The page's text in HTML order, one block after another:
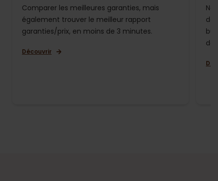
Comparer les meilleures garanties, mais
également trouver le meilleur rapport
garanties/prix, en moins de 3 minutes.
Découvrir
de
de